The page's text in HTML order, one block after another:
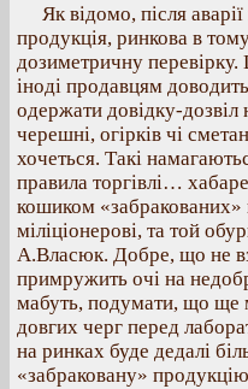
Як відомо, після
продукція, ринкова в
дозиметричну перевірку.
іноді продавцям
одержати довідку-
черешні, огірків чі
хочеться. Такі
правила торгівлі…
кошиком
міліціонерові, та той
А.Власюк. Добре, що не
примружить очі на
мабуть, подумати, що ще
довгих черг перед
на ринках буде дедалі
«забраковану»